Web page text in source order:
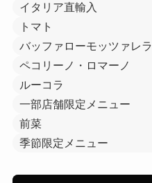
イタリア直輸入
トマト
バッファローモッツァレラ
ペコリーノ・ロマーノ
ルーコラ
一部店舗限定メニュー
前菜
季節限定メニュー